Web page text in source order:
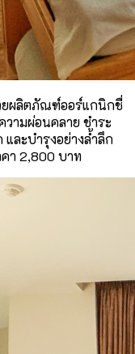
ยผลิตภัณฑ์ออร์แกนิกชื่
วามผ่อนคลาย ชำระ
ละบำรุงอย่างล้ำลึก
า 2,800 บาท